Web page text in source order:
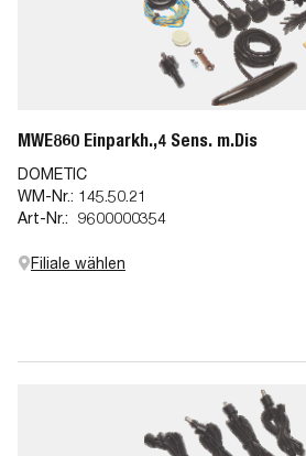
MWE860 Einparkh.,4 Sens. m.Dis
DOMETIC
WM-Nr.: 145.50.21
Art-Nr.: 9600000354
Filiale wählen